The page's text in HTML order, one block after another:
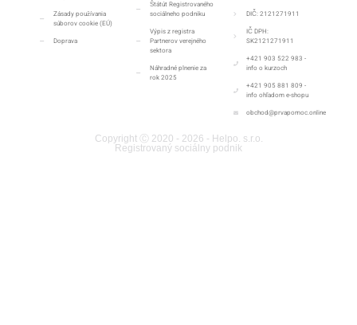
Zásady používania
súborov cookie (EÚ)
Doprava
Štátút Registrovaného
sociálneho podniku
Výpis z registra
Partnerov verejného
sektora
Náhradné plnenie za
rok 2025
DIČ: 2121271911
IČ DPH:
SK2121271911
+421 903 522 983 -
info o kurzoch
+421 905 881 809 -
info ohľadom e-shopu
obchod@prvapomoc.online
Copyright Ⓒ 2020 - 2026 - Helpo. s.r.o.
Registrovaný sociálny podnik